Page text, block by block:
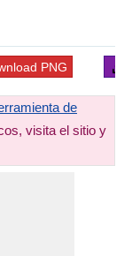
PNG
de
visita el sitio y